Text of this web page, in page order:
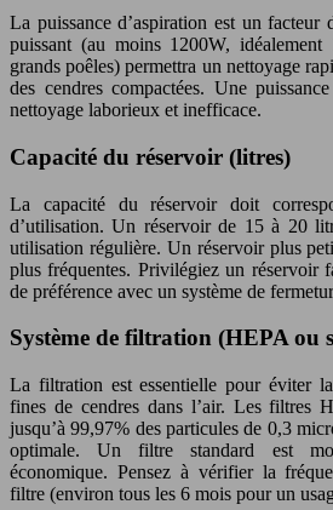
La puissance d’aspiration est un facteur
puissant (au moins 1200W,
grands poêles) permettra un nettoyage
des cendres compactées. Une
nettoyage laborieux et inefficace.
Capacité du réservoir (litres)
La capacité du réservoir doit
d’utilisation. Un réservoir de 15 à 20
utilisation régulière. Un réservoir plus
plus fréquentes. Privilégiez un réservoir
de préférence avec un système de
Système de filtration (HEPA ou
La filtration est essentielle pour éviter
fines de cendres dans l’air. Les filtres
jusqu’à 99,97% des particules de 0,3
optimale. Un filtre standard est
économique. Pensez à vérifier la
filtre (environ tous les 6 mois pour un